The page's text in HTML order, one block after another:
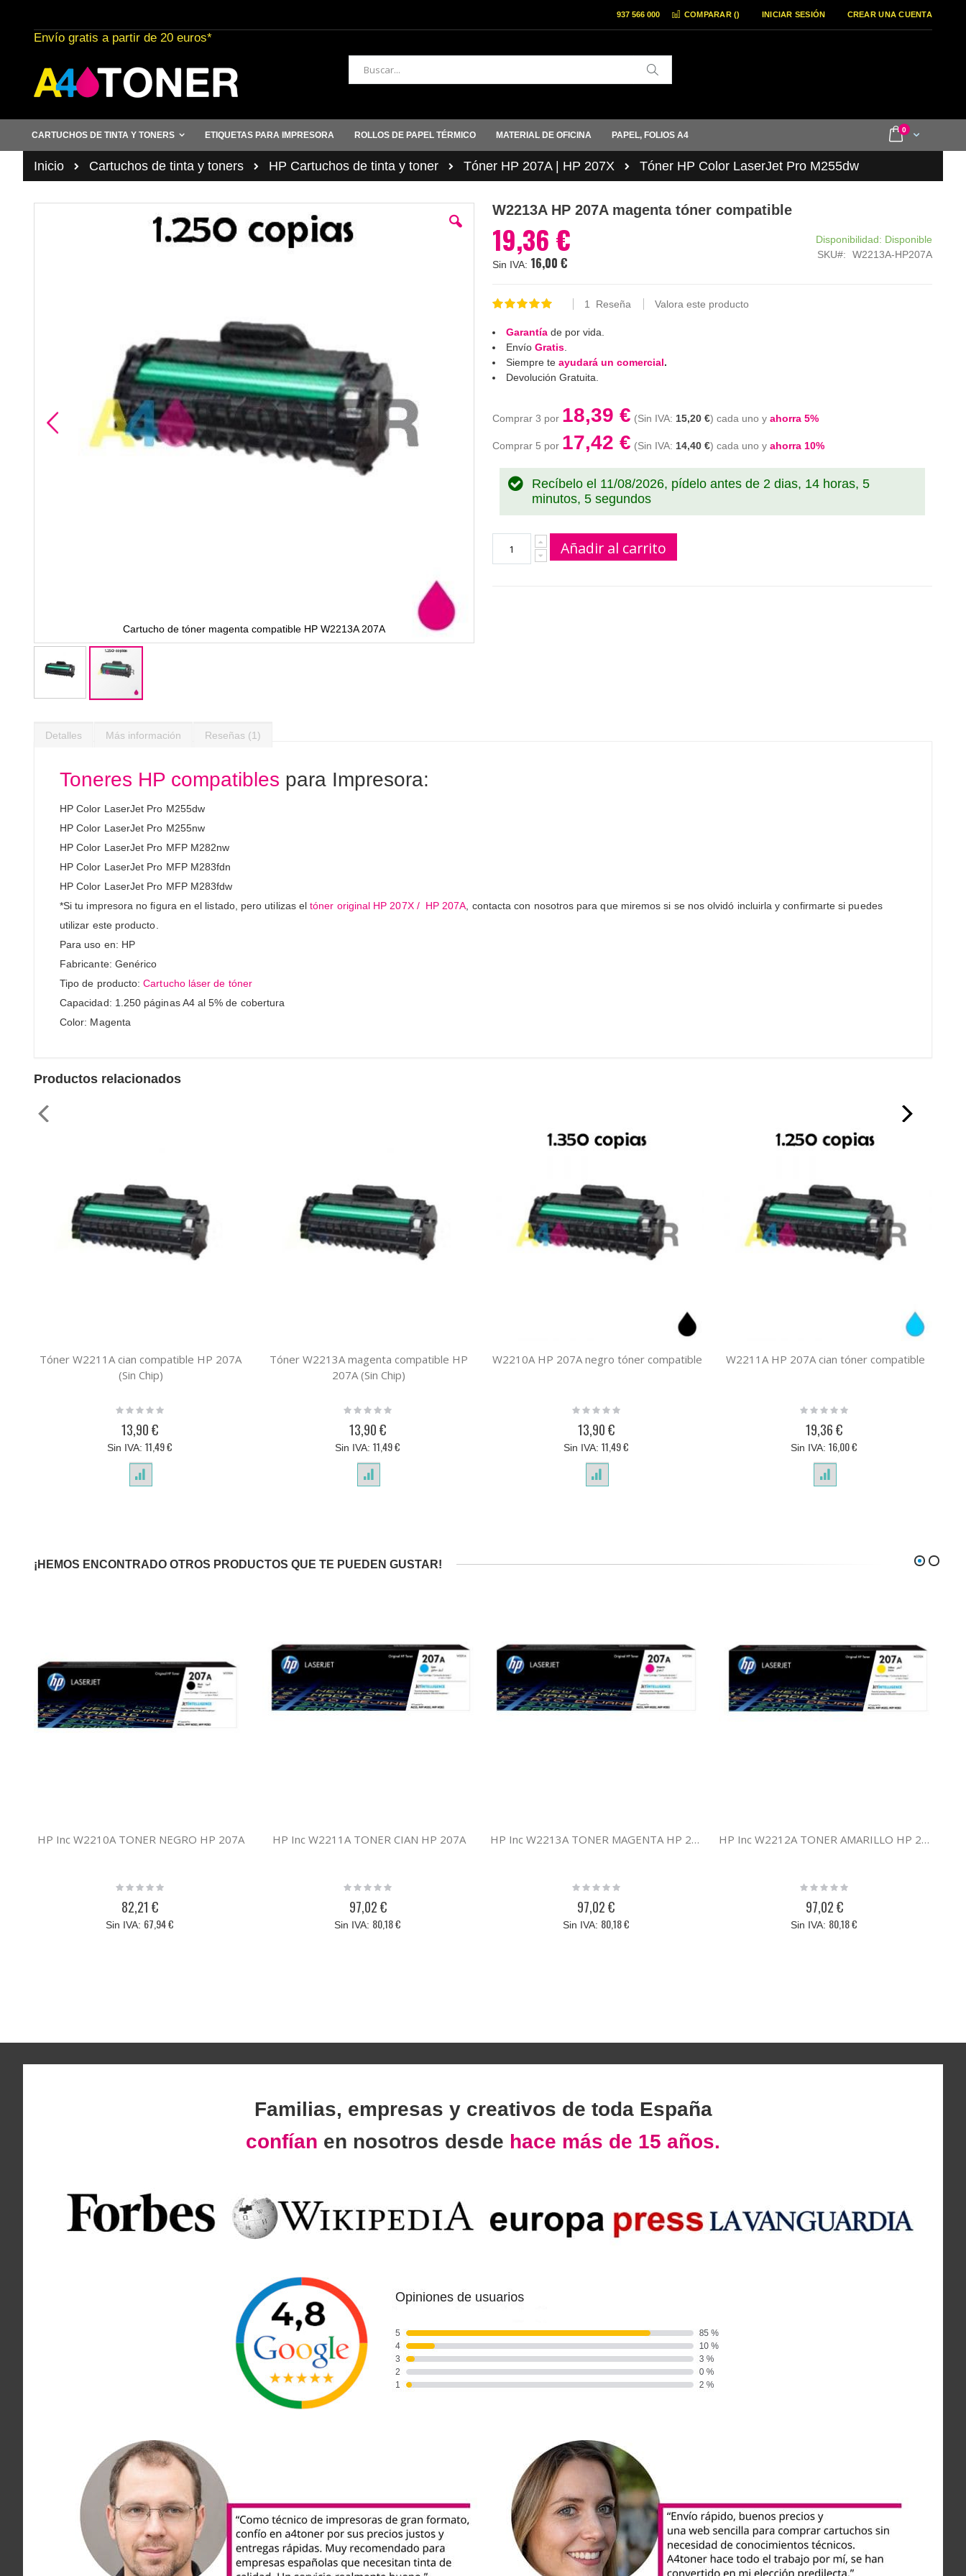
al
contenido
COMPARAR () INICIAR SESIÓN CREAR UNA CUENTA
937 566 000
Envío gratis a partir de 20 euros*
Buscar
Cart
0items
CARTUCHOS DE TINTA Y TONERS ETIQUETAS PARA IMPRESORA ROLLOS DE PAPEL TÉRMICO MATERIAL DE OFICINA PAPEL, FOLIOS A4
Inicio Cartuchos de tinta y toners HP Cartuchos de tinta y toner Tóner HP 207A | HP 207X Tóner HP Color LaserJet Pro M255dw
Cartucho de tóner magenta compatible HP W2213A 207A
comienzo
imágenes
W2213A HP 207A magenta tóner compatible
19,36 €
16,00 €
Disponibilidad: Disponible
SKU
W2213A-HP207A
Valoración:
1 Reseña Valora este producto
Garantíade por vida.
Envío Gratis.
Siempre te ayudará un comercial.
Devolución Gratuita.
Comprar 3 por 18,39 € 15,20 € cada uno y ahorra 5%
Comprar 5 por 17,42 € 14,40 € cada uno y ahorra 10%
Recíbelo el 11/08/2026, pídelo antes de 2 dias, 14 horas, 5
minutos, 4 segundos
Añadir al carrito
Detalles
Toneres HP compatibles para Impresora:
HP Color LaserJet Pro M255dw
HP Color LaserJet Pro M255nw
HP Color LaserJet Pro MFP M282nw
HP Color LaserJet Pro MFP M283fdn
HP Color LaserJet Pro MFP M283fdw
*Si tu impresora no figura en el listado, pero utilizas eltóner original HP 207X / HP 207A , contacta con nosotros para que miremos si se nos olvidó incluirla y confirmarte si puedes
utilizar este producto.
Para uso en: HP
Fabricante: Genérico
Tipo de producto:Cartucho láser de tóner
Capacidad: 1.250 páginas A4 al 5% de cobertura
Color: Magenta
Más información Reseñas 1
Productos relacionados
Tóner W2211A cian compatible HP 207A
(Sin Chip)
Rating:
13,90 €
11,49 €
Tóner W2213A magenta compatible HP
207A (Sin Chip)
Rating:
13,90 €
11,49 €
W2210A HP 207A negro tóner compatible
Rating:
13,90 €
11,49 €
W2211A HP 207A cian tóner compatible
Rating:
19,36 €
16,00 €
¡HEMOS ENCONTRADO OTROS PRODUCTOS QUE TE PUEDEN GUSTAR!
HP Inc W2210A TONER NEGRO HP 207A
Rating:
82,21 €
67,94 €
HP Inc W2211A TONER CIAN HP 207A
Rating:
97,02 €
80,18 €
HP Inc W2213A TONER MAGENTA HP 207A
Rating:
97,02 €
80,18 €
HP Inc W2212A TONER AMARILLO HP 207A
Rating:
97,02 €
80,18 €
Familias, empresas y creativos de toda España
confían en nosotros desde hace más de 15 años.